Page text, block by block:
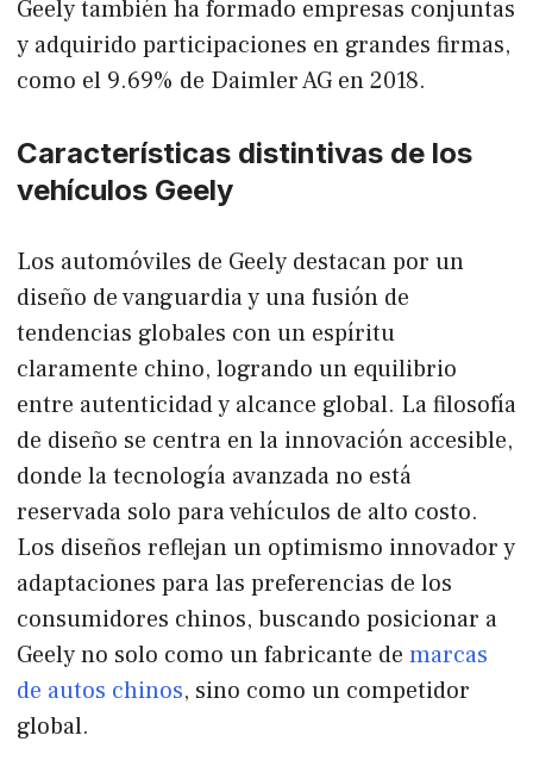
Geely también ha formado empresas conjuntas
y adquirido participaciones en grandes firmas,
como el 9.69% de Daimler AG en 2018.
Características distintivas de los
vehículos Geely
Los automóviles de Geely destacan por un
diseño de vanguardia y una fusión de
tendencias globales con un espíritu
claramente chino, logrando un equilibrio
entre autenticidad y alcance global. La filosofía
de diseño se centra en la innovación accesible,
donde la tecnología avanzada no está
reservada solo para vehículos de alto costo.
Los diseños reflejan un optimismo innovador y
adaptaciones para las preferencias de los
consumidores chinos, buscando posicionar a
Geely no solo como un fabricante de marcas
de autos chinos, sino como un competidor
global.